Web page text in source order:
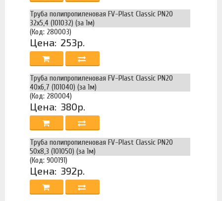
Труба полипропиленовая FV-Plast Classic PN20
32х5,4 (101032) (за 1м)
(Код: 280003)
Цена: 253р.
Труба полипропиленовая FV-Plast Classic PN20
40х6,7 (101040) (за 1м)
(Код: 280004)
Цена: 380р.
Труба полипропиленовая FV-Plast Classic PN20
50х8,3 (101050) (за 1м)
(Код: 900191)
Цена: 392р.